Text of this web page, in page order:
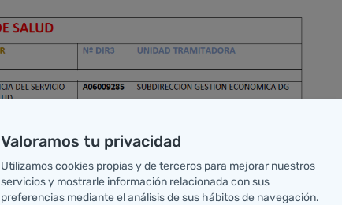
Valoramos tu privacidad
Utilizamos cookies propias y de terceros para mejorar nuestros
servicios y mostrarle información relacionada con sus
preferencias mediante el análisis de sus hábitos de navegación.